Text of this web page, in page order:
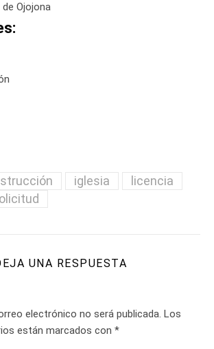
Ojojona
iglesia
licencia
UNA RESPUESTA
electrónico no será publicada. Los
están marcados con *